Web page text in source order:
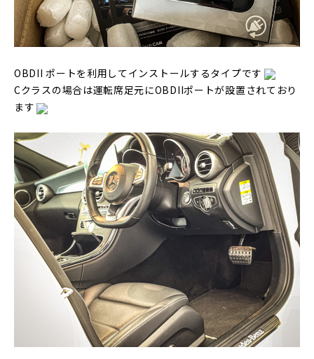
OBDII ポートを利用してインストールするタイプです
Cクラスの場合は運転席足元にOBDIIポートが設置されており
ます